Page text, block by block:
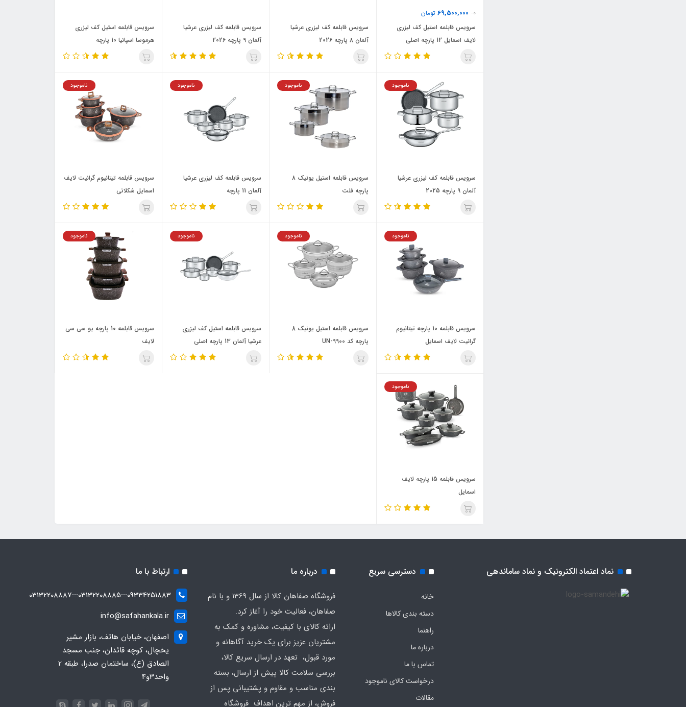
0
69,500,000 تومان
سرویس قابلمه استیل کف لیزری
لایف اسمایل 12 پارچه اصلی
سرویس قابلمه کف لیزری عرشیا
آلمان 8 پارچه 2026
سرویس قابلمه کف لیزری عرشیا
آلمان 9 پارچه 2026
سرویس قابلمه استیل کف لیزری
هرموسا اسپانیا 10 پارچه
ناموجود
سرویس قابلمه کف لیزری عرشیا
آلمان 9 پارچه 2025
ناموجود
سرویس قابلمه استیل یونیک 8
پارچه فلت
ناموجود
سرویس قابلمه کف لیزری عرشیا
آلمان 11 پارچه
ناموجود
سرویس قابلمه تیتانیوم گرانیت لایف
اسمایل شکلاتی
ناموجود
سرویس قابلمه 10 پارچه تیتانیوم
گرانیت لایف اسمایل
ناموجود
سرویس قابلمه استیل یونیک 8
پارچه کد UN-9900
ناموجود
سرویس قابلمه استیل کف لیزری
عرشیا آلمان 13 پارچه اصلی
ناموجود
سرویس قابلمه 10 پارچه یو سی سی
لایف
ناموجود
سرویس قابلمه 15 پارچه لایف
اسمایل
نماد اعتماد الکترونیک و نماد ساماندهی دسترسی سریع
خانه
دسته بندی کالاها
راهنما
درباره ما
تماس با ما
درخواست کالای ناموجود
مقالات
درباره ما
فروشگاه صفاهان کالا از سال 1369 و با نام
صفاهان، فعالیت خود را آغاز کرد.
ارائه کالای با کیفیت، مشاوره و کمک به
مشتریان عزیز برای یک خرید آگاهانه و
مورد قبول، تعهد در ارسال سریع کالا،
بررسی سلامت کالا پیش از ارسال، بسته
بندی مناسب و مقاوم و پشتیبانی پس از
فروش، از مهم ترین اهداف فروشگاه
ارتباط با ما
09334251883:::03132208885:::03132208887
info@safahankala.ir
اصفهان، خیابان هاتف، بازار مشیر
یخچال، کوچه قائدان، جنب مسجد
الصادق (ع)، ساختمان صدرا، طبقه 2
واحد3و4